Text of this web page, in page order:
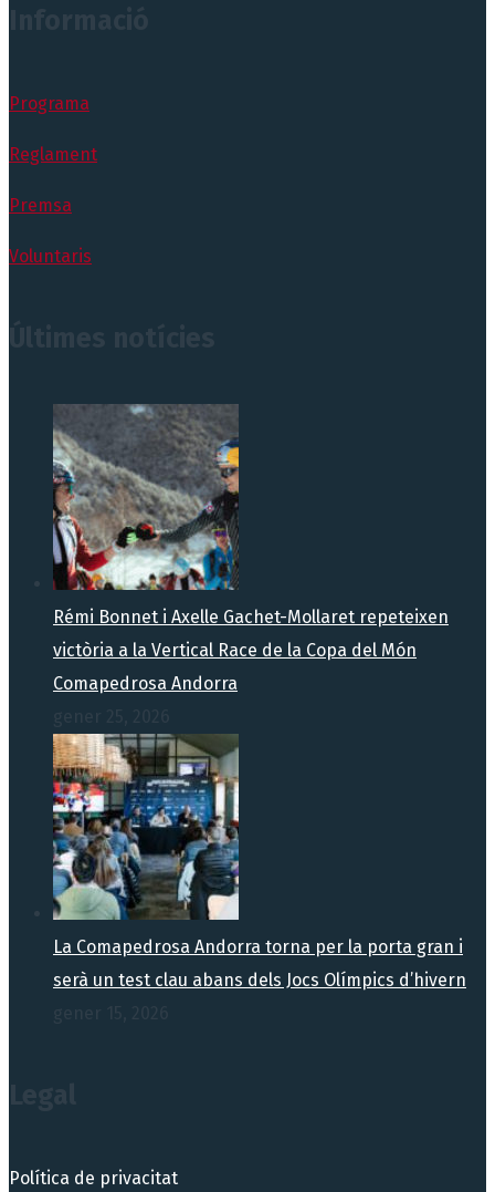
Programa
Reglament
Premsa
Voluntaris
Rémi Bonnet i Axelle Gachet-Mollaret repeteixen
victòria a la Vertical Race de la Copa del Món
Comapedrosa Andorra
La Comapedrosa Andorra torna per la porta gran i
serà un test clau abans dels Jocs Olímpics d’hivern
Política de privacitat